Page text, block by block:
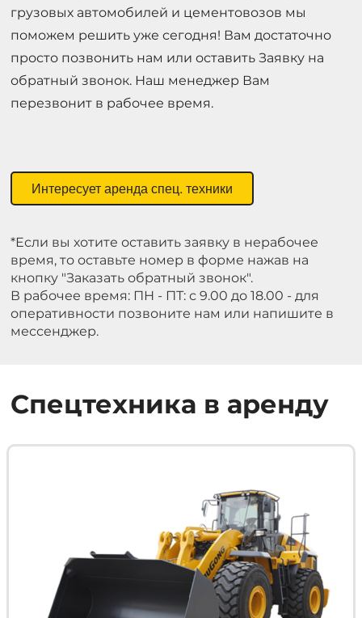
грузовых автомобилей и цементовозов мы
поможем решить уже сегодня! Вам достаточно
просто позвонить нам или оставить Заявку на
обратный звонок. Наш менеджер Вам
перезвонит в рабочее время.
Интересует аренда спец. техники
*Если вы хотите оставить заявку в нерабочее
время, то оставьте номер в форме нажав на
кнопку "Заказать обратный звонок".
В рабочее время: ПН - ПТ: с 9.00 до 18.00 - для
оперативности позвоните нам или напишите в
мессенджер.
Спецтехника в аренду